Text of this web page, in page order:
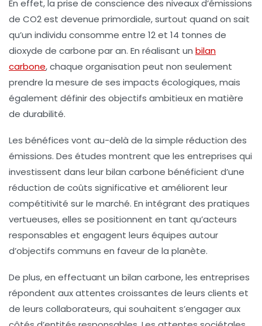
En effet, la prise de conscience des niveaux d’émissions
de CO2est devenue primordiale, surtout quand on sait
qu’un individu consomme entre 12 et 14 tonnes de
dioxyde de carbone par an. En réalisant un bilan
carbone, chaque organisation peut non seulement
prendre la mesure de ses impacts écologiques, mais
également définir des objectifs ambitieux en matière
de durabilité.
Les bénéfices vont au-delà de la simple réduction des
émissions. Des études montrent que les entreprises qui
investissent dans leur bilan carbone bénéficient d’une
réduction de coûts significative et améliorent leur
compétitivité sur le marché. En intégrant des pratiques
vertueuses, elles se positionnent en tant qu’acteurs
responsables et engagent leurs équipes autour
d’objectifs communs en faveur de la planète.
De plus, en effectuant un bilan carbone, les entreprises
répondent aux attentes croissantes de leurs clients et
de leurs collaborateurs, qui souhaitent s’engager aux